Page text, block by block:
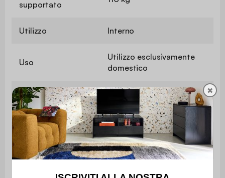
supportato
Utilizzo Interno
Uso
Utilizzo esclusivamente
domestico
Garanzia
Montaggio
Il montaggio è semplice, le
istruzioni sono fornite.
Rivestimento Arricciatura
✖